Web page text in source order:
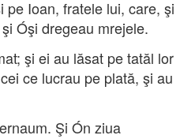
pe Ioan, fratele lui, care, şi
Óşi dregeau mrejele.
şi ei au lăsat pe tatăl lor
ce lucrau pe plată, şi au
Şi Ón ziua